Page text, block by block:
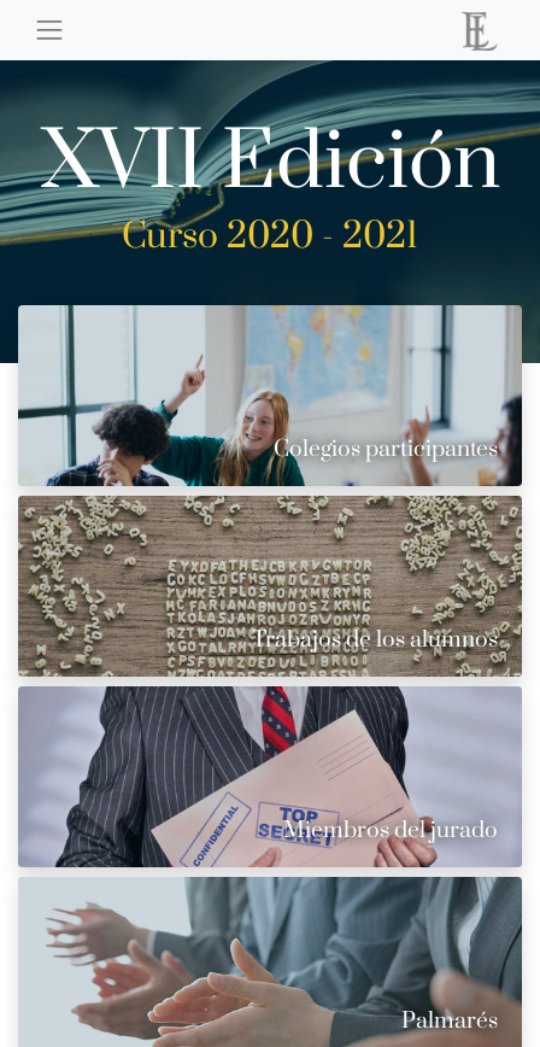
XVII Edición
Curso 2020 - 2021
Colegios participantes
Trabajos de los alumnos
Miembros del jurado
Palmarés